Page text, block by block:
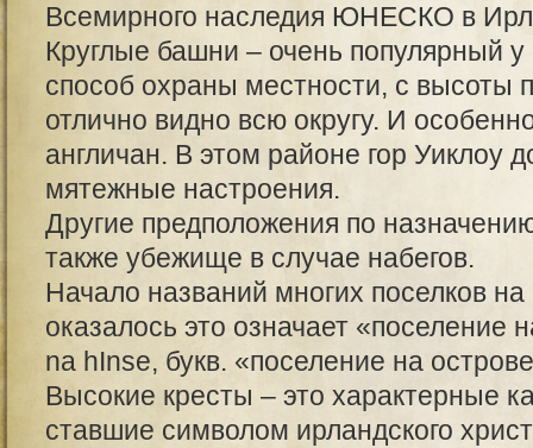
Всемирного наследия ЮНЕСКО в
Круглые башни – очень популярный
способ охраны местности, с высоты
отлично видно всю округу. И
англичан. В этом районе гор Уиклоу
мятежные настроения.
Другие предположения по
также убежище в случае набегов.
Начало названий многих поселков
оказалось это означает «поселение
na hInse, букв. «поселение на
Высокие кресты – это характерные
ставшие символом ирландского